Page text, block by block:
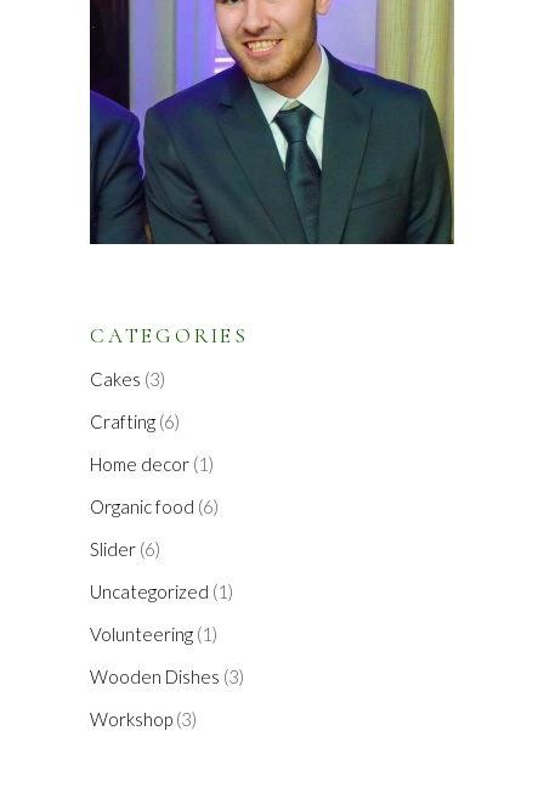
CATEGORIES
Cakes (3)
Crafting (6)
Home decor (1)
Organic food (6)
Slider (6)
Uncategorized (1)
Volunteering (1)
Wooden Dishes (3)
Workshop (3)